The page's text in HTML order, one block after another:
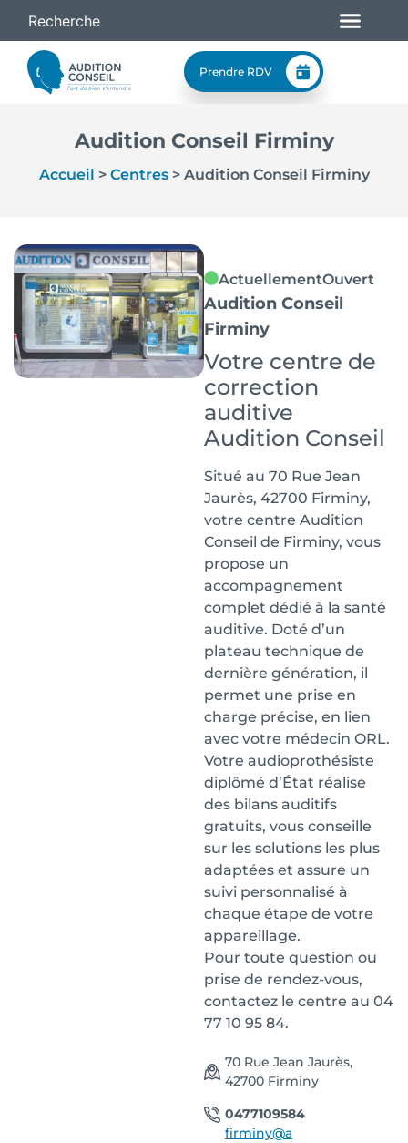
Prendre RDV
Audition Conseil Firminy
Accueil > Centres> Audition Conseil Firminy
ActuellementOuvert
Audition Conseil
Firminy
Votre centre de
correction
auditive
Audition Conseil
Situé au 70 Rue Jean
Jaurès, 42700 Firminy,
votre centre Audition
Conseil de Firminy, vous
propose un
accompagnement
complet dédié à la santé
auditive. Doté d’un
plateau technique de
dernière génération, il
permet une prise en
charge précise, en lien
avec votre médecin ORL.
Votre audioprothésiste
diplômé d’État réalise
des bilans auditifs
gratuits, vous conseille
sur les solutions les plus
adaptées et assure un
suivi personnalisé à
chaque étape de votre
appareillage.
Pour toute question ou
prise de rendez-vous,
contactez le centre au 04
77 10 95 84.
70 Rue Jean Jaurès,
42700 Firminy
0477109584
firminy@a